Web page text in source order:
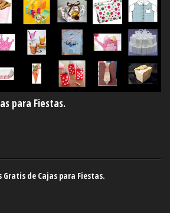
para Fiestas.
Gratis de Cajas para Fiestas.